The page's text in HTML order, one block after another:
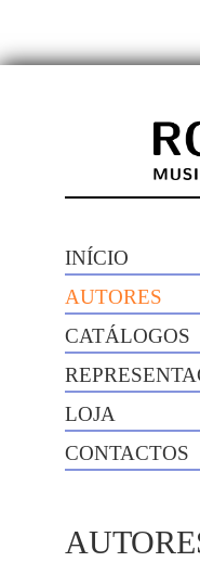
INÍCIO
AUTORES
CATÁLOGOS
LOJA
CONTACTOS